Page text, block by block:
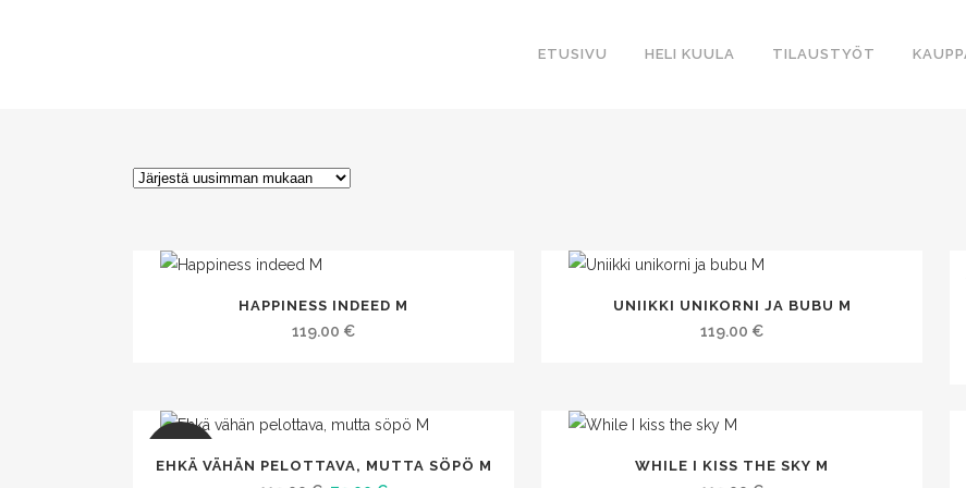
ETUSIVU HELI KUULA TILAUSTYÖT
HAPPINESS INDEED M
119.00 €
UNIIKKI UNIKORNI JA BUBU M
119.00 €
SALE
EHKÄ VÄHÄN PELOTTAVA, MUTTA SÖPÖ M WHILE I KISS THE SKY M